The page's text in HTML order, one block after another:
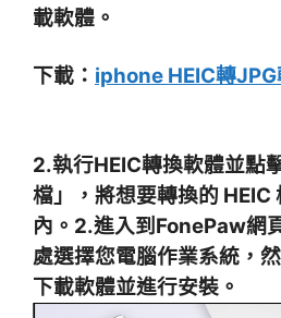
載軟體。
下載： iphone HEIC轉
2.執行HEIC轉換軟體並點
檔」，將想要轉換的 HEIC
內。 2.進入到FonePaw網
處選擇您電腦作業系統，
下載軟體並進行安裝。